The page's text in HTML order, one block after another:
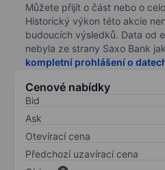
Můžete přijít o část nebo o
Historický výkon této akcie
budoucích výsledků. Data od
nebyla ze strany Saxo Bank
kompletní prohlášení o
Cenové nabídky
Bid
Ask
Otevírací cena
Předchozí uzavírací cena